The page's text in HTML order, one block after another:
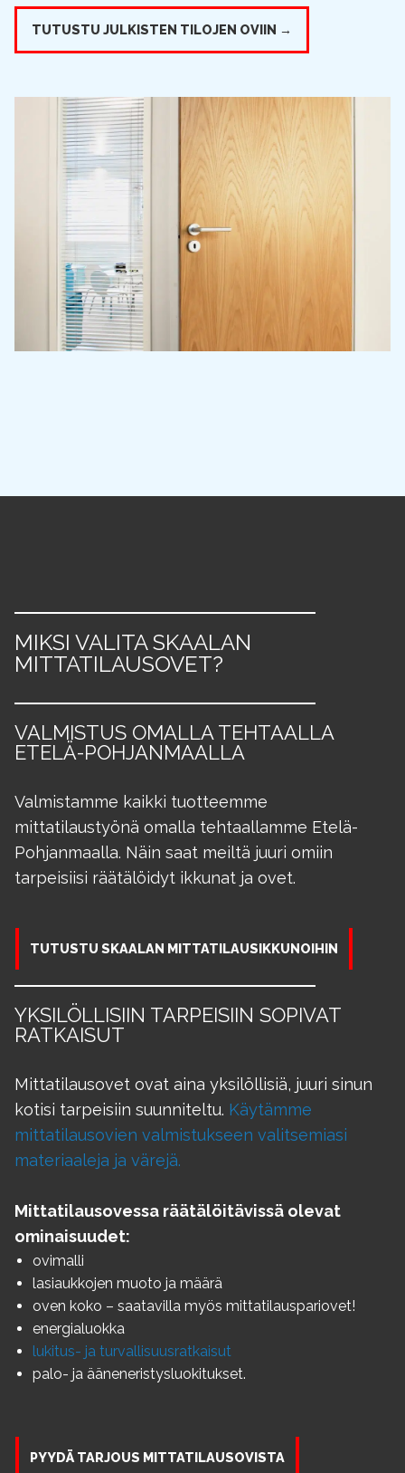
TUTUSTU JULKISTEN TILOJEN OVIIN →
MIKSI VALITA SKAALAN
MITTATILAUSOVET?
VALMISTUS OMALLA TEHTAALLA
ETELÄ-POHJANMAALLA
Valmistamme kaikki tuotteemme
mittatilaustyönä omalla tehtaallamme Etelä-
Pohjanmaalla. Näin saat meiltä juuri omiin
tarpeisiisi räätälöidyt ikkunat ja ovet.
TUTUSTU SKAALAN MITTATILAUSIKKUNOIHIN
YKSILÖLLISIIN TARPEISIIN SOPIVAT
RATKAISUT
Mittatilausovet ovat aina yksilöllisiä, juuri sinun
kotisi tarpeisiin suunniteltu. Käytämme
mittatilausovien valmistukseen valitsemiasi
materiaaleja ja värejä.
Mittatilausovessa räätälöitävissä olevat
ominaisuudet:
ovimalli
lasiaukkojen muoto ja määrä
oven koko – saatavilla myös mittatilauspariovet!
energialuokka
lukitus- ja turvallisuusratkaisut
palo- ja ääneneristysluokitukset.
PYYDÄ TARJOUS MITTATILAUSOVISTA